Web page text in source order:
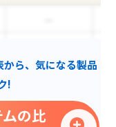
ら、気になる製品
!
の比